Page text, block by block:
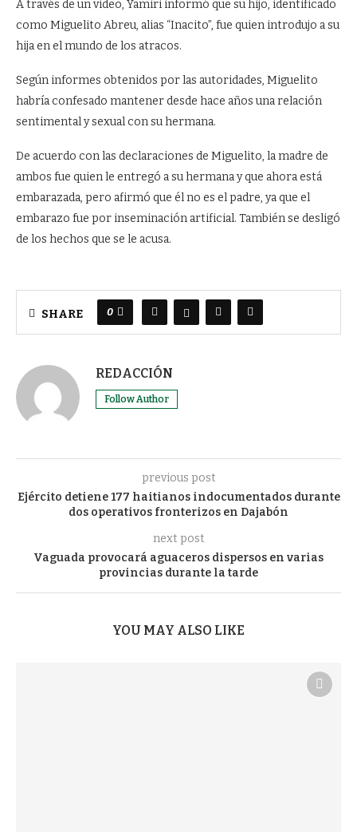
A través de un video, Yamiri informó que su hijo, identificado
como Miguelito Abreu, alias “Inacito”, fue quien introdujo a su
hija en el mundo de los atracos.
Según informes obtenidos por las autoridades, Miguelito
habría confesado mantener desde hace años una relación
sentimental y sexual con su hermana.
De acuerdo con las declaraciones de Miguelito, la madre de
ambos fue quien le entregó a su hermana y que ahora está
embarazada, pero afirmó que él no es el padre, ya que el
embarazo fue por inseminación artificial. También se desligó
de los hechos que se le acusa.
SHARE 0
REDACCIÓN
Follow Author
previous post
Ejército detiene 177 haitianos indocumentados durante
dos operativos fronterizos en Dajabón
next post
Vaguada provocará aguaceros dispersos en varias
provincias durante la tarde
YOU MAY ALSO LIKE